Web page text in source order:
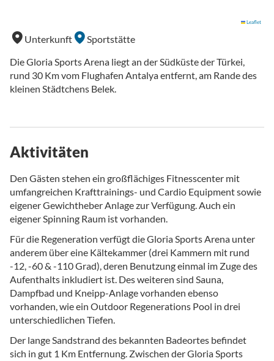
Leaflet
Unterkunft
Sportstätte
Die Gloria Sports Arena liegt an der Südküste der Türkei,
rund 30 Km vom Flughafen Antalya entfernt, am Rande des
kleinen Städtchens Belek.
Aktivitäten
Den Gästen stehen ein großflächiges Fitnesscenter mit
umfangreichen Krafttrainings- und Cardio Equipment sowie
eigener Gewichtheber Anlage zur Verfügung. Auch ein
eigener Spinning Raum ist vorhanden.
Für die Regeneration verfügt die Gloria Sports Arena unter
anderem über eine Kältekammer (drei Kammern mit rund
-12, -60 & -110 Grad), deren Benutzung einmal im Zuge des
Aufenthalts inkludiert ist. Des weiteren sind Sauna,
Dampfbad und Kneipp-Anlage vorhanden ebenso
vorhanden, wie ein Outdoor Regenerations Pool in drei
unterschiedlichen Tiefen.
Der lange Sandstrand des bekannten Badeortes befindet
sich in gut 1 Km Entfernung. Zwischen der Gloria Sports